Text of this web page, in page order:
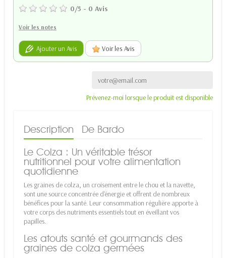
0/5 - 0 Avis
Voir les notes
Ajouter un Avis Voir les Avis
Prévenez-moi lorsque le produit est disponible
Description
De Bardo
Le Colza : Un véritable trésor
nutritionnel pour votre alimentation
quotidienne
Les graines de colza, un croisement entre le chou et la navette,
sont une source concentrée d'énergie et offrent de nombreux
bénéfices pour la santé. Leur consommation régulière apporte à
votre corps des nutriments essentiels tout en éveillant vos
papilles.
Les atouts santé et gourmands des
graines de colza germées